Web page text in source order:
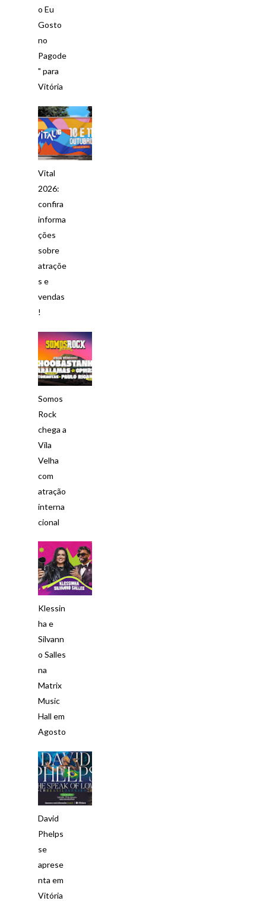
o Eu
Gosto
no
Pagode
" para
Vitória
Vital
2026:
confira
informa
ções
sobre
atraçõe
s e
vendas
!
Somos
Rock
chega a
Vila
Velha
com
atração
interna
cional
Klessin
ha e
Silvann
o Salles
na
Matrix
Music
Hall em
Agosto
David
Phelps
se
aprese
nta em
Vitória